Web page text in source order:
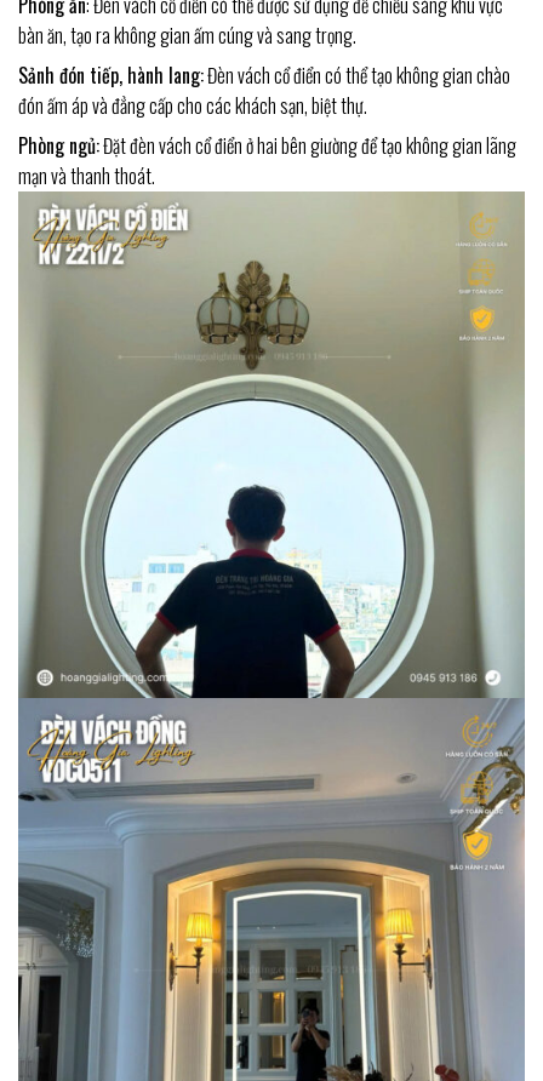
bàn ăn, tạo ra không gian ấm cúng và sang trọng.
Sảnh đón tiếp, hành lang:Đèn vách cổ điển có thể tạo không gian chào
đón ấm áp và đẳng cấp cho các khách sạn, biệt thự.
Phòng ngủ:Đặt đèn vách cổ điển ở hai bên giường để tạo không gian lãng
mạn và thanh thoát.